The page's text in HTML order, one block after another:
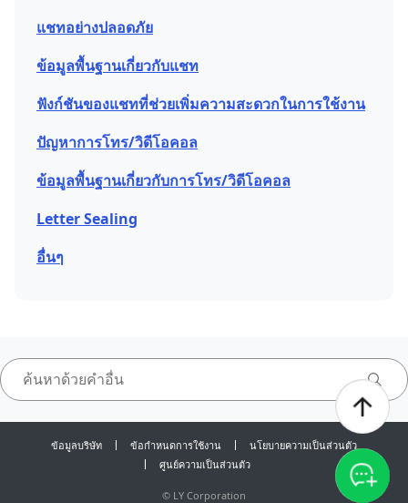
แชทอย่างปลอดภัย
ข้อมูลพื้นฐานเกี่ยวกับแชท
ฟังก์ชันของแชทที่ช่วยเพิ่มความสะดวกในการใช้งาน
ปัญหาการโทร/วิดีโอคอล
ข้อมูลพื้นฐานเกี่ยวกับการโทร/วิดีโอคอล
Letter Sealing
อื่นๆ
ข้อมูลบริษัท ข้อกำหนดการใช้งาน
นโยบายความเป็นส่วนตัว
ศูนย์ความเป็นส่วนตัว
© LY Corporation